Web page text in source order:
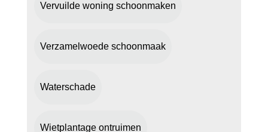
Vervuilde woning schoonmaken
Verzamelwoede schoonmaak
Waterschade
Wietplantage ontruimen